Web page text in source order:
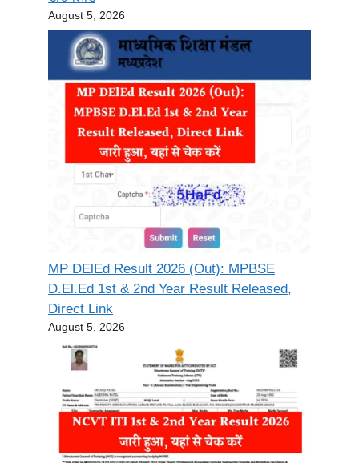
August 5, 2026
MP DElEd Result 2026 (Out): MPBSE
D.El.Ed 1st & 2nd Year Result Released,
Direct Link
August 5, 2026